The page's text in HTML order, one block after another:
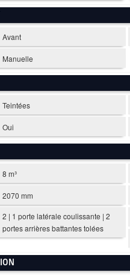
Avant
Manuelle
Teintées
Oui
8 m³
2070 mm
2 | 1 porte latérale coulissante | 2
portes arrières battantes tolées